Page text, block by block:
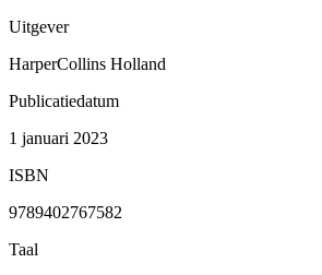
Uitgever
HarperCollins Holland
Publicatiedatum
1 januari 2023
ISBN
9789402767582
Taal